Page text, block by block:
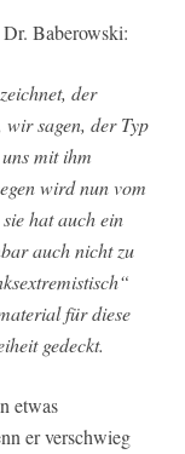
Baberowski:
der
sagen, der Typ
mit ihm
wird nun vom
hat auch ein
auch nicht zu
für diese
gedeckt.
etwas
er verschwieg